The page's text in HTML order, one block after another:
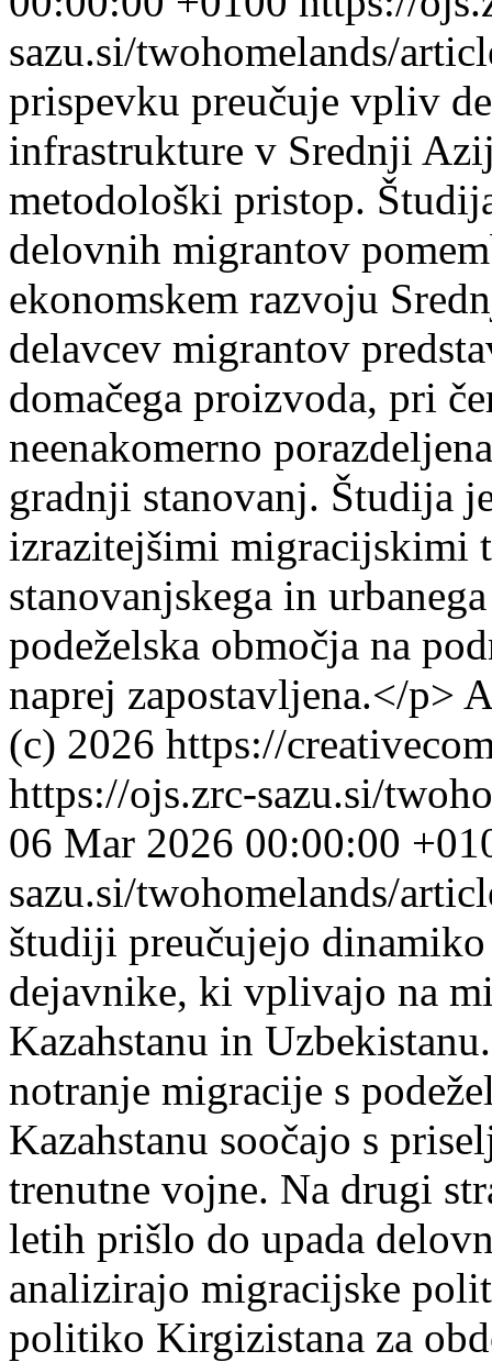
sazu.si/twohomelands/
prispevku preučuje vpliv
infrastrukture v Srednji
metodološki pristop.
delovnih migrantov
ekonomskem razvoju
delavcev migrantov
domačega proizvoda, pri
neenakomerno
gradnji stanovanj. Študija
izrazitejšimi migracijskimi
stanovanjskega in
podeželska območja na
naprej zapostavljena.</p>
(c) 2026 https://
https://ojs.zrc-sazu.si/
06 Mar 2026 00:00:00
sazu.si/twohomelands/
študiji preučujejo
dejavnike, ki vplivajo na
Kazahstanu in
notranje migracije s
Kazahstanu soočajo s
trenutne vojne. Na drugi
letih prišlo do upada
analizirajo migracijske
politiko Kirgizistana za